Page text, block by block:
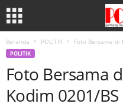
Beranda POLITIK Foto Bersama di
POLITIK
Foto Bersama
Kodim 0201/BS